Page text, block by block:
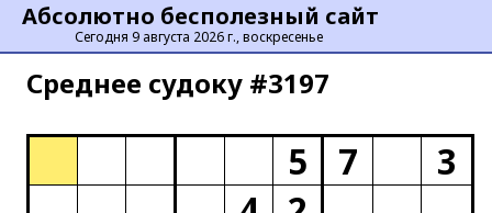
Абсолютно бесполезный сайт
Сегодня 9 августа 2026 г., воскресенье
Среднее cудоку #3197
5 7
3